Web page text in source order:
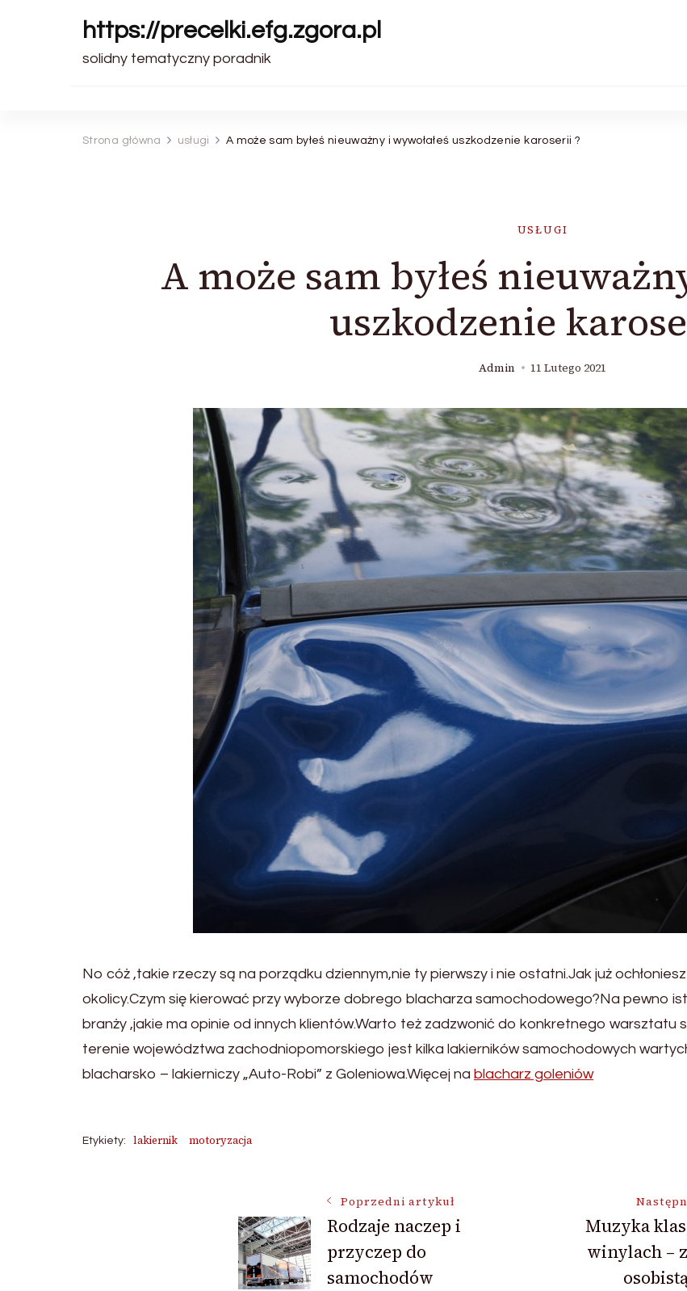
https://precelki.efg.zgora.pl
solidny tematyczny poradnik
Strona główna usługi A może sam byłeś nieuważny i wywołałeś uszkodzenie karoserii ?
USŁUGI
A może sam byłeś
uszkodzenie
Admin 11 Lutego 2021
No cóż ,takie rzeczy są na porządku dziennym,nie ty pierwszy i nie ostatni.Jak już
okolicy.Czym się kierować przy wyborze dobrego blacharza samochodowego?Na pewno
branży ,jakie ma opinie od innych klientów.Warto też zadzwonić do konkretnego warsztatu
terenie województwa zachodniopomorskiego jest kilka lakierników samochodowych
blacharsko – lakierniczy „Auto-Robi” z Goleniowa.Więcej na blacharz goleniów
Etykiety: lakiernik motoryzacja
Nawigacja
wpisu
Poprzedni artykuł
Rodzaje naczep i
przyczep do
samochodów
Muzyka
winylach –